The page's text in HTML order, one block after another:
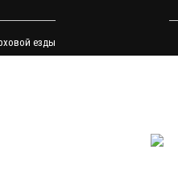
езды